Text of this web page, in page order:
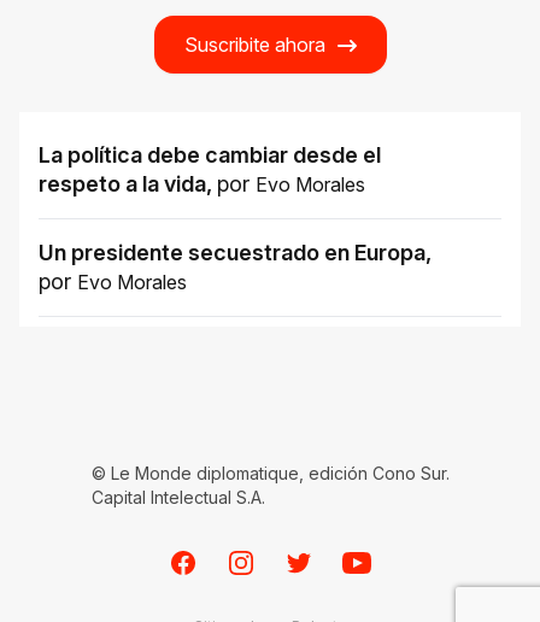
Suscribite ahora
La política debe cambiar desde el
respeto a la vida, por Evo Morales
Un presidente secuestrado en Europa,
por Evo Morales
© Le Monde diplomatique, edición Cono Sur.
Capital Intelectual S.A.
FacebookInstagramTwitterYoutube